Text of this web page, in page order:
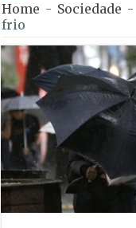
Home - Sociedade -
frio